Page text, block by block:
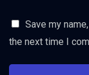
Save my
the next time I